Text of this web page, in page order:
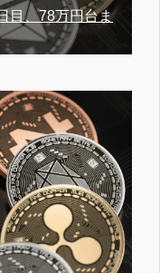
目、78万円台ま